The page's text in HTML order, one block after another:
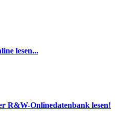
lesen...
R&W-Onlinedatenbank lesen!